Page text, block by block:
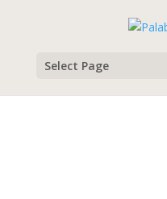
Select Page